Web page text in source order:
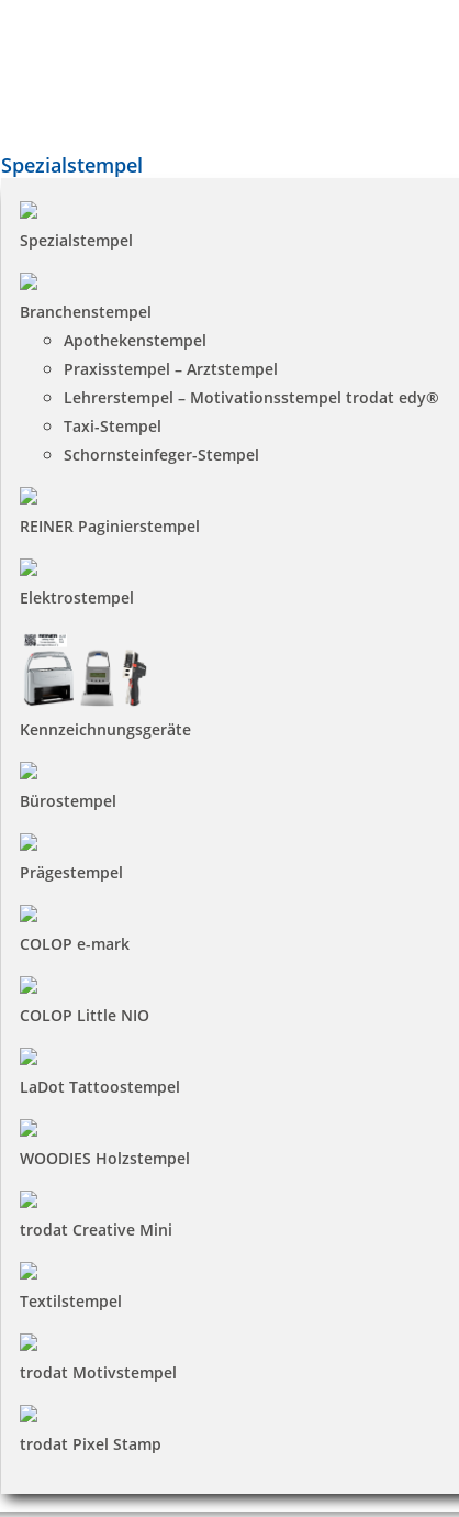
Spezialstempel
Spezialstempel
Branchenstempel
Apothekenstempel
Praxisstempel – Arztstempel
Lehrerstempel – Motivationsstempel trodat edy®
Taxi-Stempel
Schornsteinfeger-Stempel
REINER Paginierstempel
Elektrostempel
Kennzeichnungsgeräte
Bürostempel
Prägestempel
COLOP e-mark
COLOP Little NIO
LaDot Tattoostempel
WOODIES Holzstempel
trodat Creative Mini
Textilstempel
trodat Motivstempel
trodat Pixel Stamp